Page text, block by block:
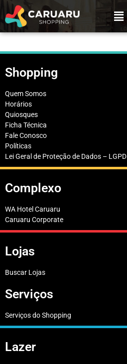
Shopping
Quem Somos
Horários
Quiosques
Ficha Técnica
Fale Conosco
Políticas
Lei Geral de Proteção de Dados – LGPD
Complexo
WA Hotel Caruaru
Caruaru Corporate
Lojas
Buscar Lojas
Serviços
Serviços do Shopping
Lazer